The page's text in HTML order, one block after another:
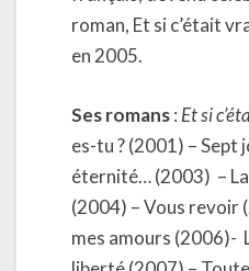
roman, Et si c’était
en 2005.
Ses romans: Et si
es-tu ? (2001) – Sept
éternité… (2003) –
(2004) – Vous revoir
mes amours (2006)-